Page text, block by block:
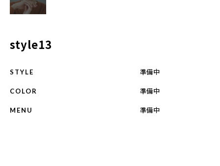
style13
STYLE 準備中
COLOR 準備中
MENU 準備中
【anrio MAR】営業時間
098-917-5366